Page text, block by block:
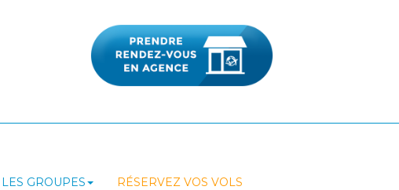
GROUPES RÉSERVEZ VOS VOLS